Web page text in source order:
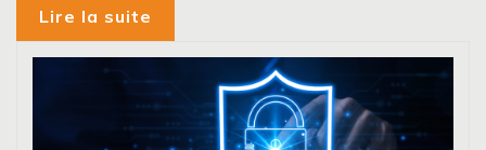
Lire la suite